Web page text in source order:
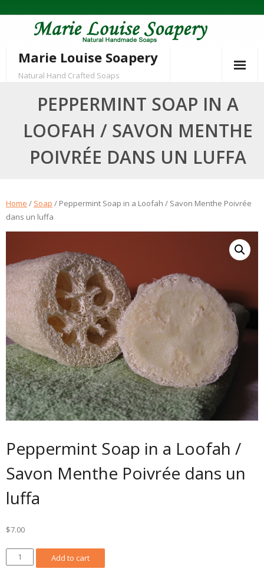
Marie Louise Soapery
Natural Hand Crafted Soaps
PEPPERMINT SOAP IN A
LOOFAH / SAVON MENTHE
POIVRÉE DANS UN LUFFA
Home / Soap / Peppermint Soap in a Loofah / Savon Menthe Poivrée
dans un luffa
Peppermint Soap in a Loofah /
Savon Menthe Poivrée dans un
luffa
$7.00
Peppermint
Soap
Add to cart